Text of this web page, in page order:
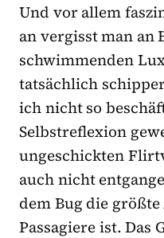
Und vor allem
an vergisst man an
schwimmenden
tatsächlich
ich nicht so
Selbstreflexion
ungeschickten
auch nicht
dem Bug die
Passagiere ist. Das